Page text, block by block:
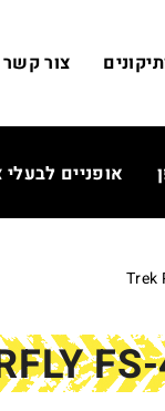
צור קשר
אופניים